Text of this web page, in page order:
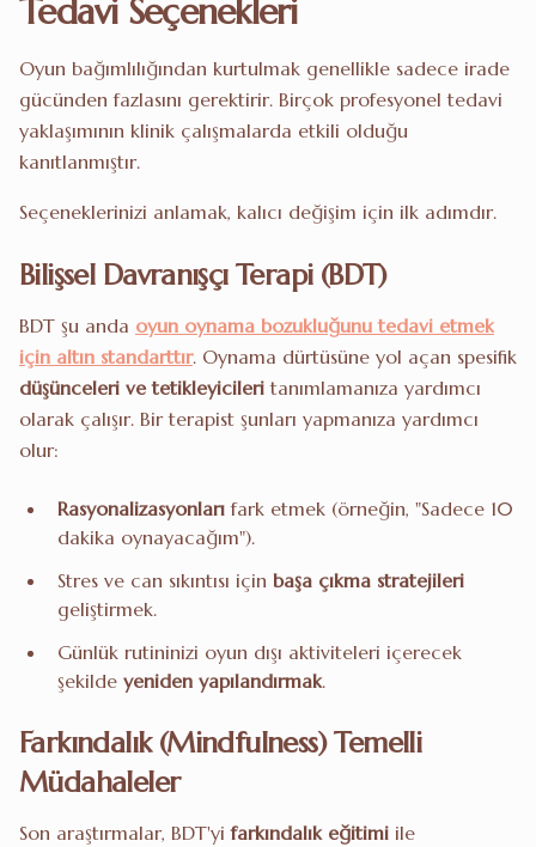
Tedavi Seçenekleri
Oyun bağımlılığından kurtulmak genellikle sadece irade
gücünden fazlasını gerektirir. Birçok profesyonel tedavi
yaklaşımının klinik çalışmalarda etkili olduğu
kanıtlanmıştır.
Seçeneklerinizi anlamak, kalıcı değişim için ilk adımdır.
Bilişsel Davranışçı Terapi (BDT)
BDT şu anda oyun oynama bozukluğunu tedavi etmek
için altın standarttır. Oynama dürtüsüne yol açan spesifik
düşünceleri ve tetikleyicileri tanımlamanıza yardımcı
olarak çalışır. Bir terapist şunları yapmanıza yardımcı
olur:
Rasyonalizasyonları fark etmek (örneğin, "Sadece 10
dakika oynayacağım").
Stres ve can sıkıntısı için başa çıkma stratejileri
geliştirmek.
Günlük rutininizi oyun dışı aktiviteleri içerecek
şekilde yeniden yapılandırmak.
Farkındalık (Mindfulness) Temelli
Müdahaleler
Son araştırmalar, BDT'yifarkındalık eğitimi ile